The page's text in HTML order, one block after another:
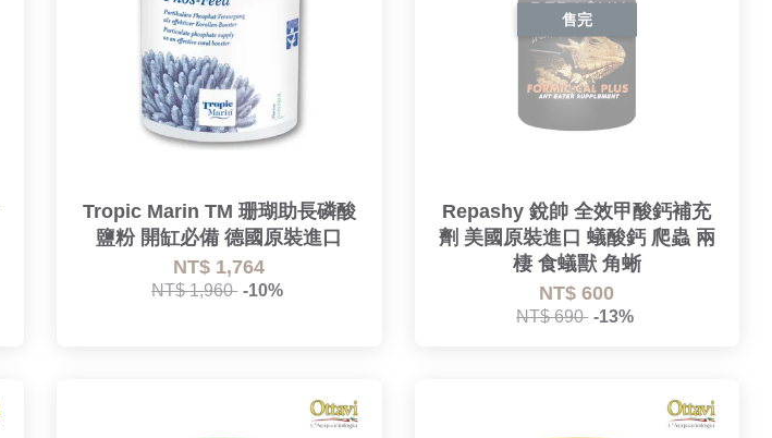
Tropic Marin TM 珊瑚助長磷酸
鹽粉 開缸必備 德國原裝進口
NT$ 1,764
NT$ 1,960 -10%
售完
Repashy 銳帥 全效甲酸鈣補充
劑 美國原裝進口 蟻酸鈣 爬蟲 兩
棲 食蟻獸 角蜥
NT$ 600
NT$ 690 -13%